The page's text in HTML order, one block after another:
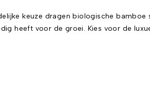
keuze dragen biologische
heeft voor de groei. Kies voor de